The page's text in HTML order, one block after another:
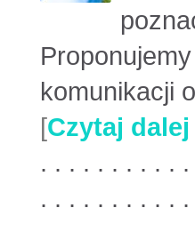
komunikacji
[Czytaj dalej
. . . . . . . . . .
. . . . . . . . . .